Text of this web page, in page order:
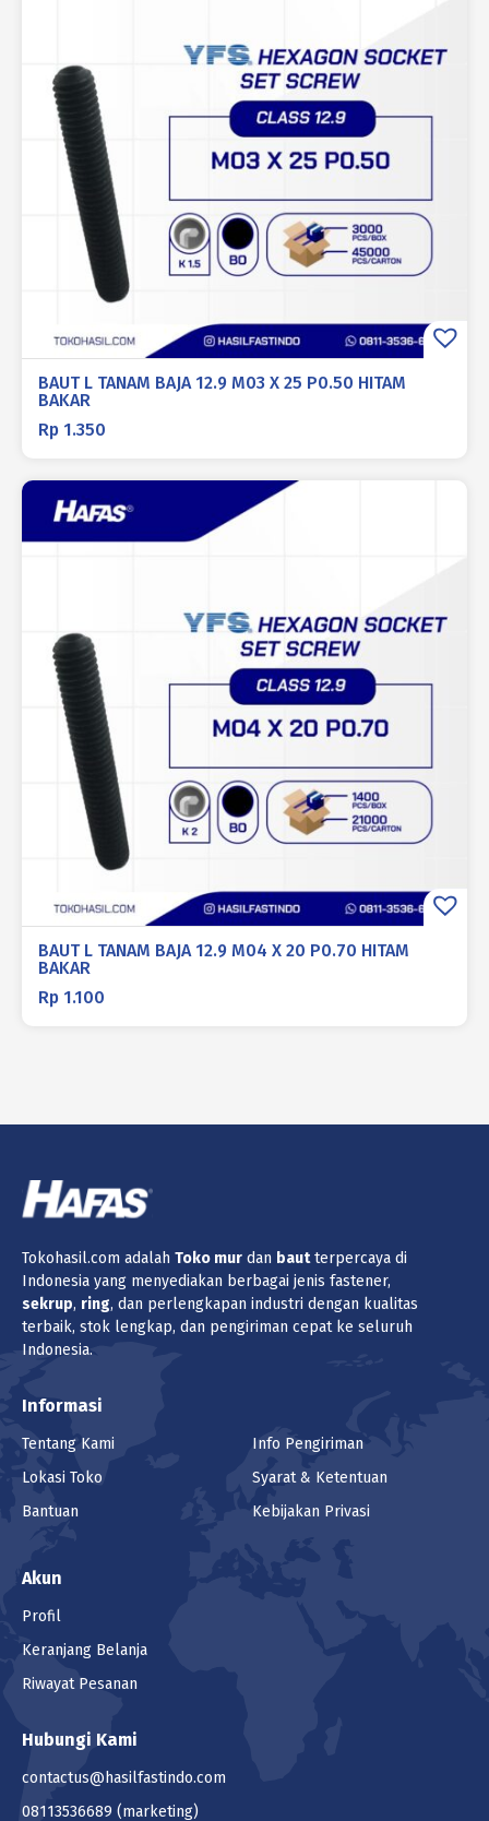
BAUT L TANAM BAJA 12.9 M03 X 25 P0.50 HITAM
BAKAR
Rp 1.350
BAUT L TANAM BAJA 12.9 M04 X 20 P0.70 HITAM
BAKAR
Rp 1.100
Tokohasil.com adalah Toko mur dan bautterpercaya di
Indonesia yang menyediakan berbagai jenis fastener,
sekrup, ring, dan perlengkapan industri dengan kualitas
terbaik, stok lengkap, dan pengiriman cepat ke seluruh
Indonesia.
Informasi
Tentang Kami
Lokasi Toko
Bantuan
Info Pengiriman
Syarat & Ketentuan
Kebijakan Privasi
Akun
Profil
Keranjang Belanja
Riwayat Pesanan
Hubungi Kami
contactus@hasilfastindo.com
08113536689 (marketing)